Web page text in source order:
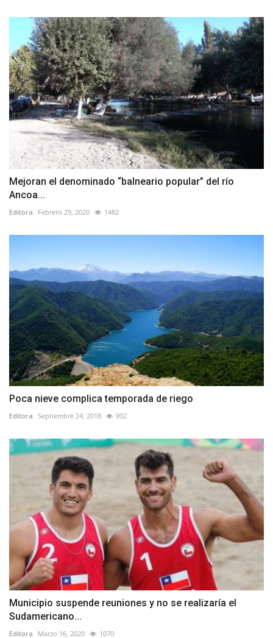
Mejoran el denominado “balneario popular” del río
Ancoa...
Editora Febrero 29, 2020 1482
Poca nieve complica temporada de riego
Editora Septiembre 24, 2018 902
Municipio suspende reuniones y no se realizaría el
Sudamericano...
Editora Marzo 16, 2020 1070